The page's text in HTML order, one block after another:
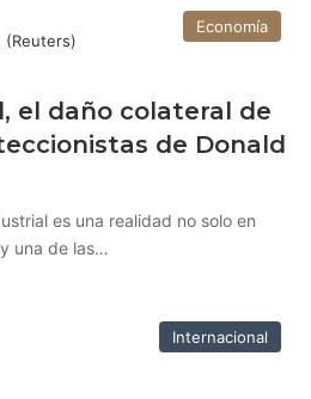
Economía
el daño colateral de
de Donald
es una realidad no solo en
una de las…
Internacional